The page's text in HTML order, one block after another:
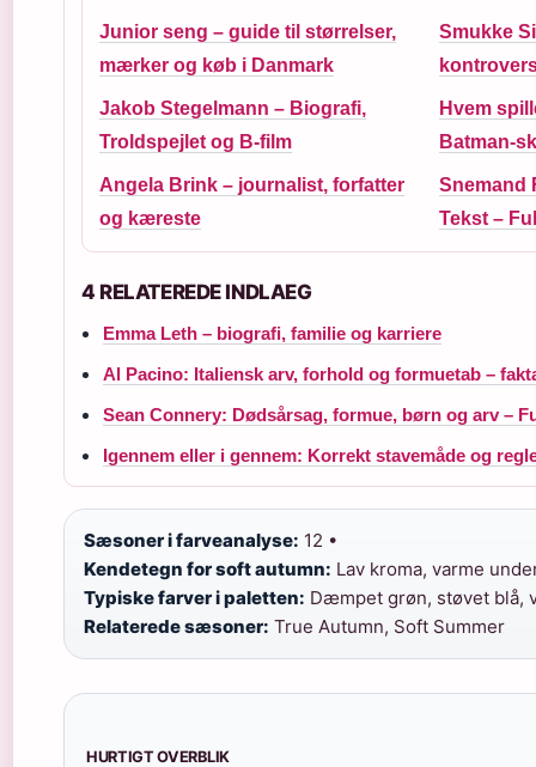
Junior seng – guide til størrelser,
mærker og køb i Danmark
Smukke
Jakob Stegelmann – Biografi,
Troldspejlet og B-film
Hvem
Batman-
Angela Brink – journalist, forfatter
og kæreste
Snemand
Tekst –
4 RELATEREDE INDLAEG
Emma Leth – biografi, familie og karriere
Al Pacino: Italiensk arv, forhold og formuetab –
Sean Connery: Dødsårsag, formue, børn og arv –
Igennem eller i gennem: Korrekt stavemåde og
Sæsoner i farveanalyse: 12 •
Kendetegn for soft autumn: Lav kroma, varme
Typiske farver i paletten: Dæmpet grøn, støvet blå,
Relaterede sæsoner: True Autumn, Soft Summer
HURTIGT OVERBLIK